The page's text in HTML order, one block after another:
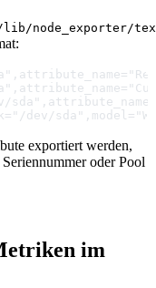
node_exporter/
dev/
exportiert werden,
oder Pool
im